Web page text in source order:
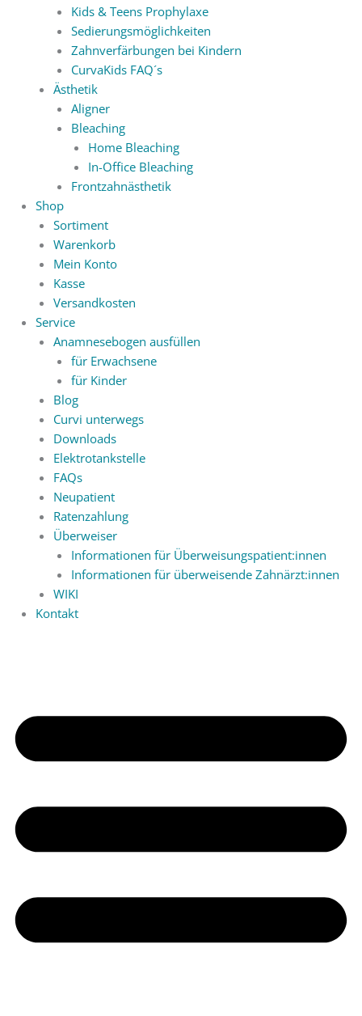
Kids & Teens Prophylaxe
Sedierungsmöglichkeiten
Zahnverfärbungen bei Kindern
CurvaKids FAQ´s
Ästhetik
Aligner
Bleaching
Home Bleaching
In-Office Bleaching
Frontzahnästhetik
Shop
Sortiment
Warenkorb
Mein Konto
Kasse
Versandkosten
Service
Anamnesebogen ausfüllen
für Erwachsene
für Kinder
Blog
Curvi unterwegs
Downloads
Elektrotankstelle
FAQs
Neupatient
Ratenzahlung
Überweiser
Informationen für Überweisungspatient:innen
Informationen für überweisende Zahnärzt:innen
WIKI
Kontakt